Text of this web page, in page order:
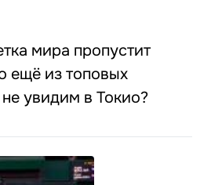
мира пропустит
ещё из топовых
увидим в Токио?